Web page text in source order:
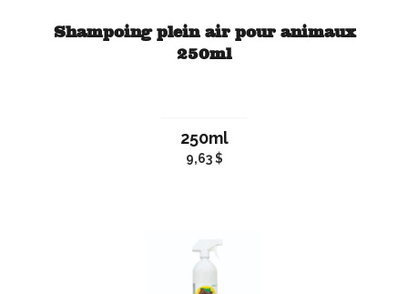
Shampoing plein air pour animaux
250ml
250ml
9,63 $